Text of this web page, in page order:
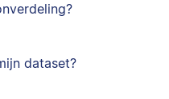
dataset?